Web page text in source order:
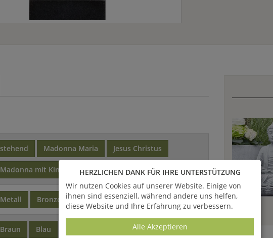
stehend Madonna Maria Jesus Christus
Madonna mit Kind
Metall Bronze
Braun Blau
HERZLICHEN DANK FÜR IHRE UNTERSTÜTZUNG
Wir nutzen Cookies auf unserer Website. Einige von
ihnen sind essenziell, während andere uns helfen,
diese Website und Ihre Erfahrung zu verbessern.
Alle Akzeptieren